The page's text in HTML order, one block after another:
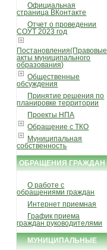
Официальная
страница ВКонтакте
Отчет о проведении
СОУТ 2023 год
Постановления(Правовые
акты муниципального
образования)
Общественные
обсуждения
Принятие решения по
планировке территории
Проекты НПА
Обращение с ТКО
Муниципальная
собственность
ОБРАЩЕНИЯ ГРАЖДАН
О работе с
обращениями граждан
Интернет приемная
График приема
граждан руководителями
МУНИЦИПАЛЬНЫЕ